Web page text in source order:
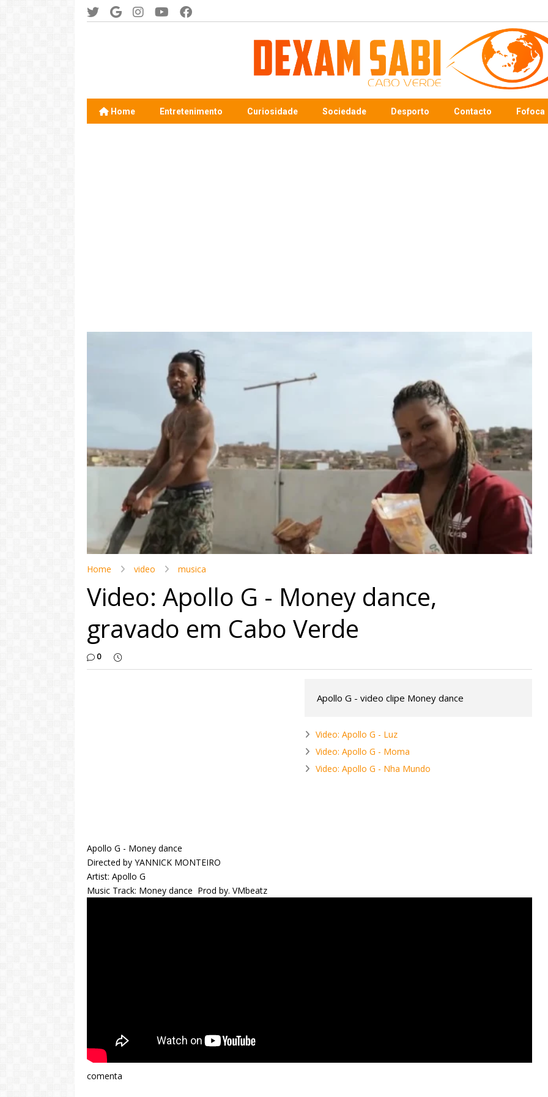
Home Entretenimento Curiosidade Sociedade Desporto Contacto Fofoca
Home video musica
Video: Apollo G - Money dance,
gravado em Cabo Verde
0
Apollo G - video clipe Money dance
Video: Apollo G - Luz
Video: Apollo G - Moma
Video: Apollo G - Nha Mundo
Apollo G - Money dance
Directed by YANNICK MONTEIRO
Artist: Apollo G
Music Track: Money dance Prod by. VMbeatz
comenta
"Com 16 anos fui para cama
com o Presidente "
LER MAIS
Video: Caboverdiana konta
motivo ki fazel larga
Portugal pa volta pa Cabo
Verde
LER MAIS